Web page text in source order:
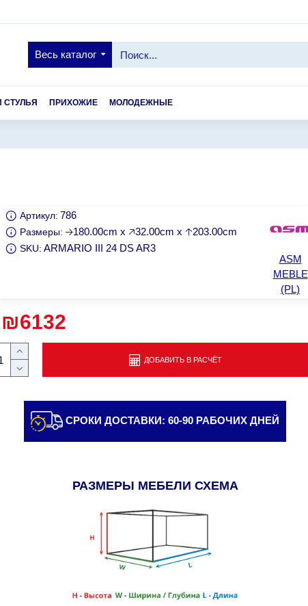
Весь каталог
СТУЛЬЯ ПРИХОЖИЕ МОЛОДЕЖНЫЕ
₪6132
Артикул: 786
Размеры: 🡢180.00cm x 🡥32.00cm x 🡡203.00cm
SKU: ARMARIO III 24 DS AR3
ASM
MEBLE
(PL)
ДОБАВИТЬ В РАСЧЁТ
СРОКИ ДОСТАВКИ: 60-90 РАБОЧИХ ДНЕЙ
РАЗМЕРЫ МЕБЕЛИ СХЕМА